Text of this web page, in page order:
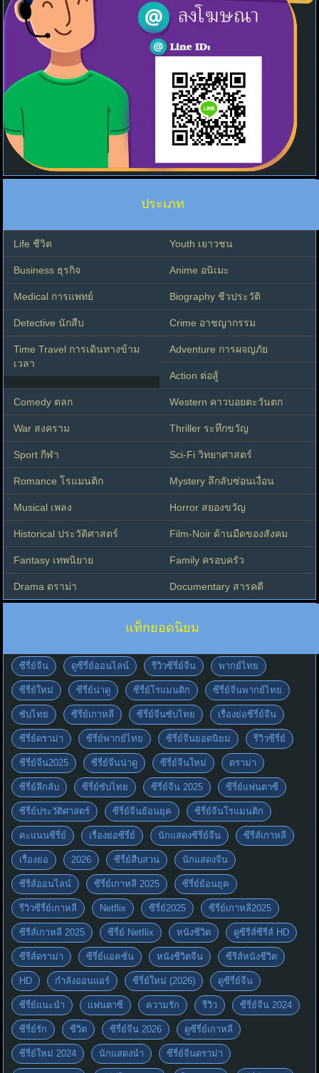
ประเภท
Life ชีวิต Youth เยาวชน
Business ธุรกิจ Anime อนิเมะ
Medical การแพทย์ Biography ชีวประวัติ
Detective นักสืบ Crime อาชญากรรม
Time Travel การเดินทางข้าม
เวลา
Adventure การผจญภัย
Action ต่อสู้
Comedy ตลก Western คาวบอยตะวันตก
War สงคราม Thriller ระทึกขวัญ
Sport กีฬา Sci-Fi วิทยาศาสตร์
Romance โรแมนติก Mystery ลึกลับซ่อนเงื่อน
Musical เพลง Horror สยองขวัญ
Historical ประวัติศาสตร์ Film-Noir ด้านมืดของสังคม
Fantasy เทพนิยาย Family ครอบครัว
Drama ดราม่า Documentary สารคดี
แท็กยอดนิยม
ซีรี่ย์จีน ดูซีรี่ย์ออนไลน์ รีวิวซีรี่ย์จีน พากย์ไทย
ซีรี่ย์ใหม่ ซีรี่ย์น่าดู ซีรี่ย์โรแมนติก ซีรี่ย์จีนพากย์ไทย
ซับไทย ซีรี่ย์เกาหลี ซีรี่ย์จีนซับไทย เรื่องย่อซีรี่ย์จีน
ซีรี่ย์ดราม่า ซีรี่ย์พากย์ไทย ซีรี่ย์จีนยอดนิยม รีวิวซีรี่ย์
ซีรี่ย์จีน2025 ซีรี่ย์จีนน่าดู ซีรี่ย์จีนใหม่ ดราม่า
ซีรี่ย์ลึกลับ ซีรี่ย์ซับไทย ซีรี่ย์จีน 2025 ซีรี่ย์แฟนตาซี
ซีรี่ย์ประวัติศาสตร์ ซีรี่ย์จีนย้อนยุค ซีรี่ย์จีนโรแมนติก
คะแนนซีรี่ย์ เรื่องย่อซีรี่ย์ นักแสดงซีรี่ย์จีน ซีรีส์เกาหลี
เรื่องย่อ 2026 ซีรี่ย์สืบสวน นักแสดงจีน
ซีรีส์ออนไลน์ ซีรี่ย์เกาหลี 2025 ซีรี่ย์ย้อนยุค
รีวิวซีรี่ย์เกาหลี Netflix ซีรี่ย์2025 ซีรี่ย์เกาหลี2025
ซีรีส์เกาหลี 2025 ซีรี่ย์ Netflix หนังชีวิต ดูซีรีส์ซีรีส์ HD
ซีรีส์ดราม่า ซีรี่ย์แอคชั่น หนังชีวิตจีน ซีรีส์หนังชีวิต
HD กำลังออนแอร์ ซีรี่ย์ใหม่ (2026) ดูซีรี่ย์จีน
ซีรี่ย์แนะนำ แฟนตาซี ความรัก รีวิว ซีรี่ย์จีน 2024
ซีรี่ย์รัก ชีวิต ซีรี่ย์จีน 2026 ดูซีรี่ย์เกาหลี
ซีรี่ย์ใหม่ 2024 นักแสดงนำ ซีรี่ย์จีนดราม่า